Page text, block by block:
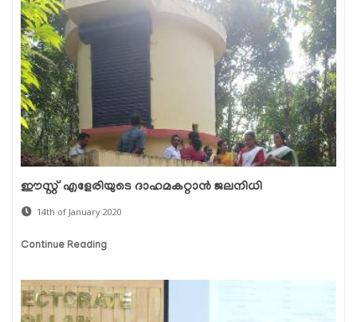
ഈസ്റ്റ് എളേരിയുടെ ദാഹമകറ്റാന്‍ ജലനിധി
14th of January 2020
Continue Reading